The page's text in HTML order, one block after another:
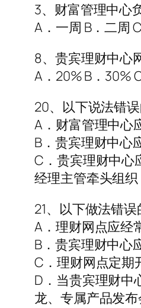
3、财富管理中心
A．一周 B．二周
8、贵宾理财中心
A．20% B．30%
20、以下说法错误
A．财富管理中心
B．贵宾理财中心
C．贵宾理财中心
经理主管牵头组
21、以下做法错误
A．理财网点应经
B．贵宾理财中心
C．理财网点定期
D．当贵宾理财中
龙、专属产品发布